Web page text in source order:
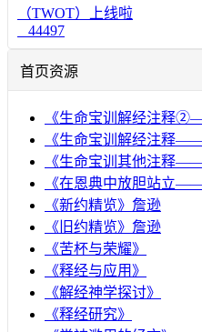
（TWOT）上线啦
44497
首页资源
《生命宝训解经注释
《生命宝训解经注释
《生命宝训其他注释——
《在恩典中放胆站立
《新约精览》詹逊
《旧约精览》詹逊
《苦杯与荣耀》
《释经与应用》
《解经神学探讨》
《释经研究》